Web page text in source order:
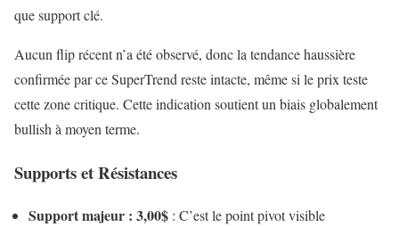
que support clé.
Aucun flip récent n’a été observé, donc la tendance haussière
confirmée par ce SuperTrend reste intacte, même si le prix teste
cette zone critique. Cette indication soutient un biais globalement
bullish à moyen terme.
Supports et Résistances
Support majeur : 3,00$ : C’est le point pivot visible